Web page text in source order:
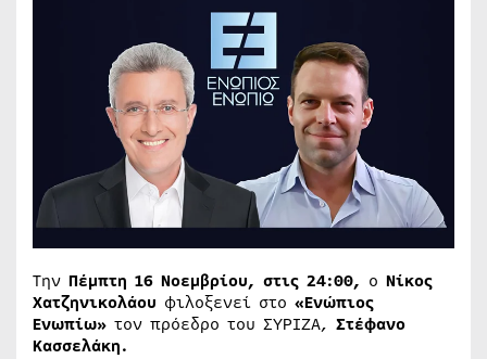
Την Πέμπτη 16 Νοεμβρίου, στις 24:00, ο Νίκος
Χατζηνικολάου φιλοξενεί στο «Ενώπιος
Ενωπίω» τον πρόεδρο του ΣΥΡΙΖΑ, Στέφανο
Κασσελάκη.